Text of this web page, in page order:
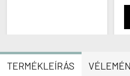
TERMÉKLEÍRÁS